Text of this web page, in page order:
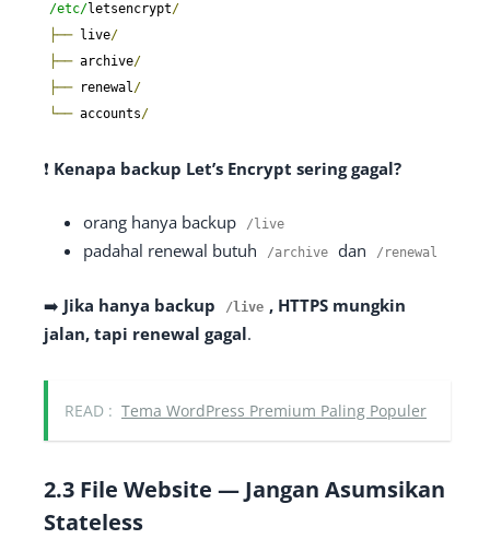
/etc/letsencrypt/
├── live/
├── archive/
├── renewal /
└── accounts/
❗ Kenapa backup Let’s Encrypt sering gagal?
orang hanya backup /live
padahal renewal butuh /archive dan / renewal
➡️ Jika hanya backup /live , HTTPS mungkin
jalan, tapi renewal gagal.
READ : Tema WordPress Premium Paling Populer
2.3 File Website — Jangan Asumsikan
Stateless